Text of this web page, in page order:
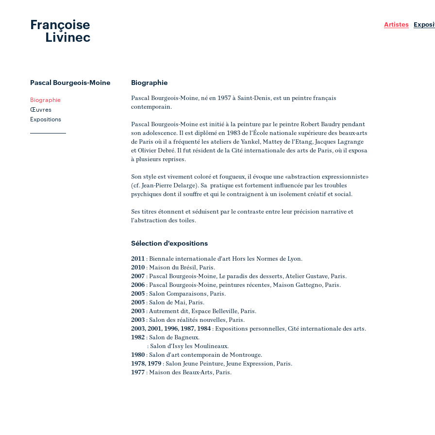
Françoise
Livinec
Artistes
Pascal Bourgeois-Moine
Biographie
Œuvres
Expositions
Biographie
Pascal Bourgeois-Moine, né en 1957 à Saint-Denis, est un peintre français
contemporain.
Pascal Bourgeois-Moine est initié à la peinture par le peintre Robert Baudry pendant
son adolescence. Il est diplômé en 1983 de l'École nationale supérieure des beaux-arts
de Paris où il a fréquenté les ateliers de Yankel, Mattey de l'Etang, Jacques Lagrange
et Olivier Debré. Il fut résident de la Cité internationale des arts de Paris, où il exposa
à plusieurs reprises.
Son style est vivement coloré et fougueux, il évoque une «abstraction expressionniste»
(cf. Jean-Pierre Delarge). Sa pratique est fortement influencée par les troubles
psychiques dont il souffre et qui le contraignent à un isolement créatif et social.
Ses titres étonnent et séduisent par le contraste entre leur précision narrative et
l'abstraction des toiles.
Sélection d'expositions
2011 : Biennale internationale d'art Hors les Normes de Lyon.
2010 : Maison du Brésil, Paris.
2007 : Pascal Bourgeois-Moine, Le paradis des desserts, Atelier Gustave, Paris.
2006 : Pascal Bourgeois-Moine, peintures récentes, Maison Gattegno, Paris.
2005 : Salon Comparaisons, Paris.
2005 : Salon de Mai, Paris.
2003 : Autrement dit, Espace Belleville, Paris.
2003 : Salon des réalités nouvelles, Paris.
2003, 2001, 1996, 1987, 1984 : Expositions personnelles, Cité internationale des arts.
1982 : Salon de Bagneux.
: Salon d'Issy les Moulineaux.
1980 : Salon d'art contemporain de Montrouge.
1978, 1979 : Salon Jeune Peinture, Jeune Expression, Paris.
1977 : Maison des Beaux-Arts, Paris.